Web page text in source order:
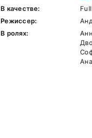
В качестве:
Режиссер:
В ролях: